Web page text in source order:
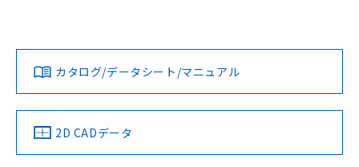
L: 12mm以上、φd: 70mm以上、D: 12mm以上、m: 24mm
以上、n: 70mm以上
金属埋め込み
検出領域
ダウンロードデータをご利用いただく前に、以下を必ずお読
みください。
ソフトウェアの使用条件
対応済み
中国 RoHS 注意事項・凡例
LR型式承認
（イギリス
船舶規格）
DNV型式承認
（ノルウェー
BV型式承認
（フランス
KR型式
（韓国
No No No No
カタログ/データシート/マニュアル
2D CADデータ